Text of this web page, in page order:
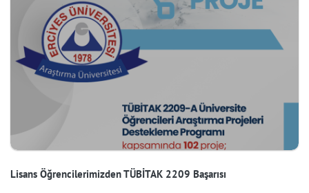
Lisans Öğrencilerimizden TÜBİTAK 2209 Başarısı